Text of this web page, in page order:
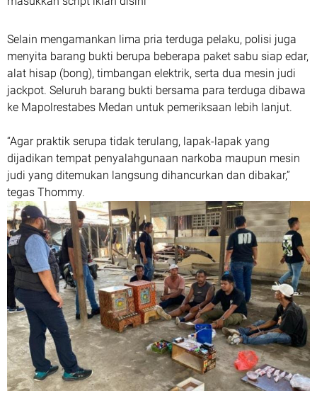
Selain mengamankan lima pria terduga pelaku, polisi juga
menyita barang bukti berupa beberapa paket sabu siap edar,
alat hisap (bong), timbangan elektrik, serta dua mesin judi
jackpot. Seluruh barang bukti bersama para terduga dibawa
ke Mapolrestabes Medan untuk pemeriksaan lebih lanjut.
“Agar praktik serupa tidak terulang, lapak-lapak yang
dijadikan tempat penyalahgunaan narkoba maupun mesin
judi yang ditemukan langsung dihancurkan dan dibakar,”
tegas Thommy.